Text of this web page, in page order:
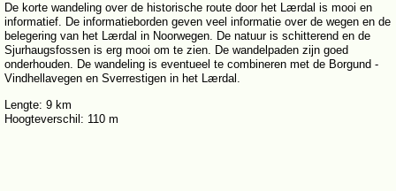
De korte wandeling over de historische route door het Lærdal is mooi en
informatief. De informatieborden geven veel informatie over de wegen en de
belegering van het Lærdal in Noorwegen. De natuur is schitterend en de
Sjurhaugsfossen is erg mooi om te zien. De wandelpaden zijn goed
onderhouden. De wandeling is eventueel te combineren met de Borgund -
Vindhellavegen en Sverrestigen in het Lærdal.
Lengte: 9 km
Hoogteverschil: 110 m